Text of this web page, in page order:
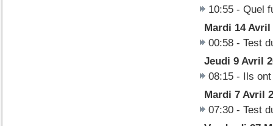
10:55 - Quel
Mardi 14 Avril
00:58 - Test
Jeudi 9 Avril
08:15 - Ils
Mardi 7 Avril
07:30 - Test